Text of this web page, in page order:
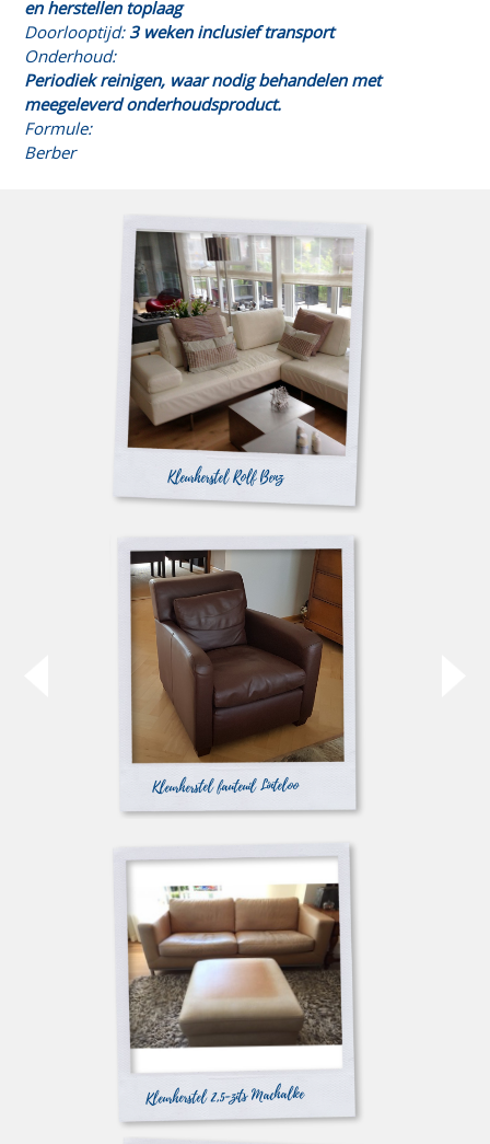
en herstellen toplaag
Doorlooptijd:3 weken inclusief transport
Onderhoud:
Periodiek reinigen, waar nodig behandelen met
meegeleverd onderhoudsproduct.
Formule:
Berber
Kleurherstel Rolf Benz
Kleurherstel fauteuil Linteloo
Kleurherstel 2,5-zits Machalke